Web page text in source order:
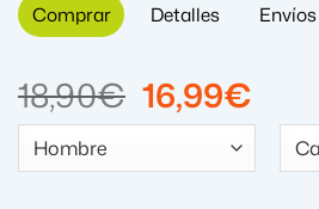
Comprar Detalles
18,90€ El
precio
original
16,99€